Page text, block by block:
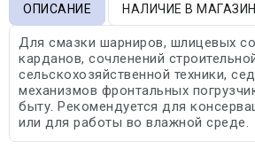
ОПИСАНИЕ НАЛИЧИЕ В
Для смазки шарниров, шлицевых
карданов, сочленений
сельскохозяйственной техники,
механизмов фронтальных
быту. Рекомендуется для
или для работы во влажной среде.